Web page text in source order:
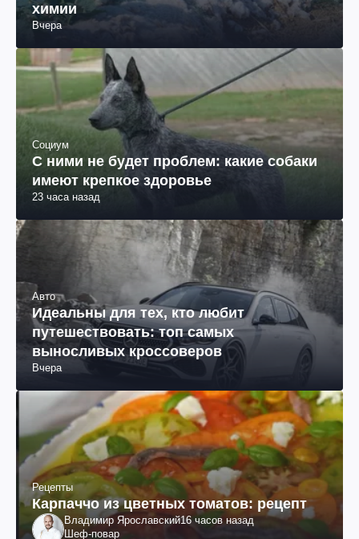
химии
Вчера
Социум
С ними не будет проблем: какие собаки
имеют крепкое здоровье
23 часа назад
Авто
Идеальны для тех, кто любит
путешествовать: топ самых
выносливых кроссоверов
Вчера
Рецепты
Карпаччо из цветных томатов: рецепт
Владимир Ярославский16 часов назад
Шеф-повар